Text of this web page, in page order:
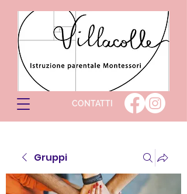
CONTATTI
Gruppi